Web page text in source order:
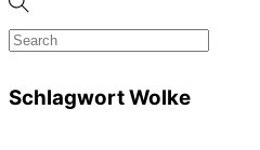
Schlagwort Wolke